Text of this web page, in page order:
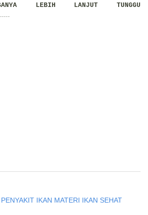
LEBIH LANJUT TUNGGU
IKAN MATERI IKAN SEHAT